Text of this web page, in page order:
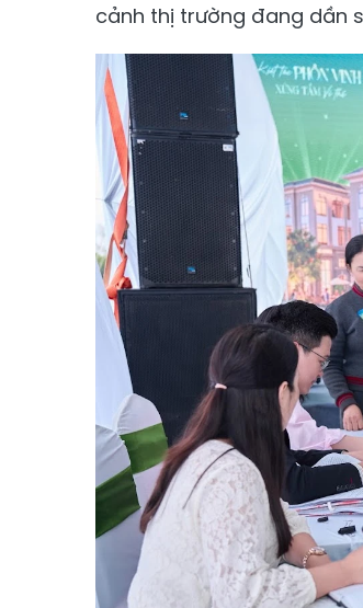
cảnh thị trường đang dần